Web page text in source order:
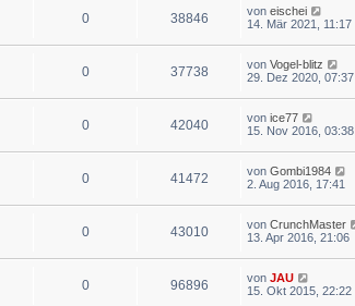
0 38846 von eischei
14. Mär 2021, 11:17
0 37738 von Vogel-blitz
29. Dez 2020, 07:37
0 42040 von ice77
15. Nov 2016, 03:38
0 41472 von Gombi1984
2. Aug 2016, 17:41
0 43010 von CrunchMaster
13. Apr 2016, 21:06
0 96896 von JAU
15. Okt 2015, 22:22